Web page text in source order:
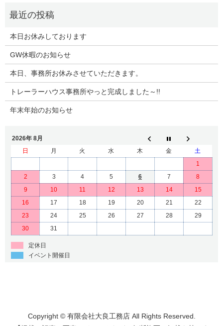
本日お休みしております
GW休暇のお知らせ
本日、事務所お休みさせていただきます。
トレーラーハウス事務所やっと完成しました～!!
年末年始のお知らせ
2026年 8月
日
月 火 水 木 金
土
1
2
3 4 5 6 7
8
9
10 11 12 13 14
15
16
17 18 19 20 21
22
23
24 25 26 27 28
29
30
31
定休日
イベント開催日
Copyright © 有限会社大良工務店 All Rights Reserved.